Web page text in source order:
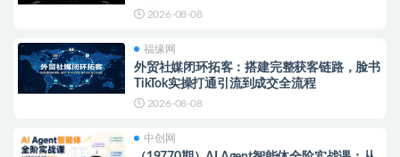
2026-08-08
福缘网
外贸社媒闭环拓客：搭建完整获客链路，脸书
TikTok实操打通引流到成交全流程
2026-08-08
中创网